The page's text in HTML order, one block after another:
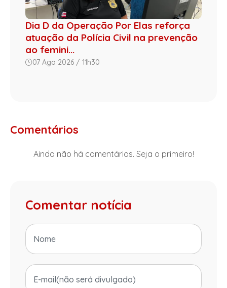
Dia D da Operação Por Elas reforça
atuação da Polícia Civil na prevenção
ao femini...
07 Ago 2026 / 11h30
Comentários
Ainda não há comentários. Seja o primeiro!
Comentar notícia